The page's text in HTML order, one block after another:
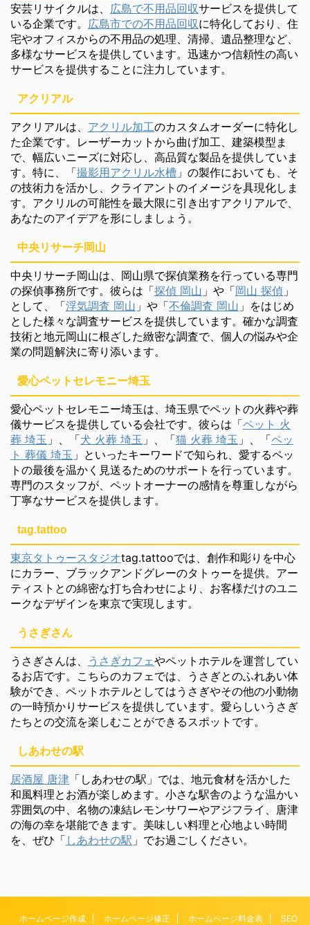
安芸リサイクルは、 広島で不用品回収サービスを提供して
いる企業です。 広島市での不用品回収に特化しており、住
宅やオフィスからの不用品の処理、清掃、遺品整理など、
多様なサービスを提供しています。迅速かつ信頼性の高い
サービスを提供することに注力しています。
アクリアル
アクリアルは、 アクリル加工のカスタムオーダーに特化し
た企業です。レーザーカットから曲げ加工、建築模型ま
で、幅広いニーズに対応し、高品質な製品を提供していま
す。特に、「撮影用アクリル水槽 」の製作においても、そ
の技術力を活かし、クライアントのイメージを具現化しま
す。アクリルの可能性を最大限に引き出すアクリアルで、
あなたのアイデアを形にしましょう。
中央リサーチ岡山
中央リサーチ岡山は、岡山県で探偵業務を行っている専門
の探偵事務所です。彼らは「探偵 岡山 」や「岡山 探偵 」
として、「浮気調査 岡山 」や「不倫調査 岡山 」をはじめ
とした様々な調査サービスを提供しています。確かな調査
技術と地元岡山に根ざした緻密な調査で、個人の悩みや企
業の問題解決に寄り添います。
愛心ペットセレモニー埼玉
愛心ペットセレモニー埼玉は、埼玉県でペットの火葬や葬
儀サービスを提供している会社です。彼らは「ペット 火
葬 埼玉 」、「犬 火葬 埼玉 」、「猫 火葬 埼玉 」、「ペッ
ト 葬儀 埼玉 」といったキーワードで知られ、愛するペッ
トの最後を温かく見送るためのサポートを行っています。
専門のスタッフが、ペットオーナーの感情を尊重しながら
丁寧なサービスを提供します。
tag.tattoo
東京タトゥースタジオtag.tattooでは、創作和彫りを中心
にカラー、ブラックアンドグレーのタトゥーを提供。アー
ティストとの綿密な打ち合わせにより、お客様だけのユニ
ークなデザインを東京で実現します。
うさぎさん
うさぎさんは、 うさぎカフェやペットホテルを運営してい
るお店です。こちらのカフェでは、うさぎとのふれあい体
験ができ、ペットホテルとしてはうさぎやその他の小動物
の一時預かりサービスを提供しています。愛らしいうさぎ
たちとの交流を楽しむことができるスポットです。
しあわせの駅
居酒屋 唐津 「しあわせの駅」では、地元食材を活かした
和風料理とお酒が楽しめます。小さな駅舎のような温かい
雰囲気の中、名物の凍結レモンサワーやアジフライ、唐津
の海の幸を堪能できます。美味しい料理と心地よい時間
を、ぜひ「 しあわせの駅 」でお過ごしください。
ホームページ作成 ホームページ修正 ホームページ料金表 SEO